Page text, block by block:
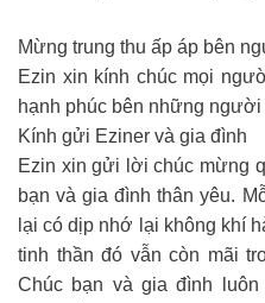
Mừng trung thu ấp áp bên
Ezin xin kính chúc mọi
hạnh phúc bên những người
Kính gửi Eziner và gia đình
Ezin xin gửi lời chúc mừng
bạn và gia đình thân yêu.
lại có dịp nhớ lại không khí
tinh thần đó vẫn còn mãi
Chúc bạn và gia đình